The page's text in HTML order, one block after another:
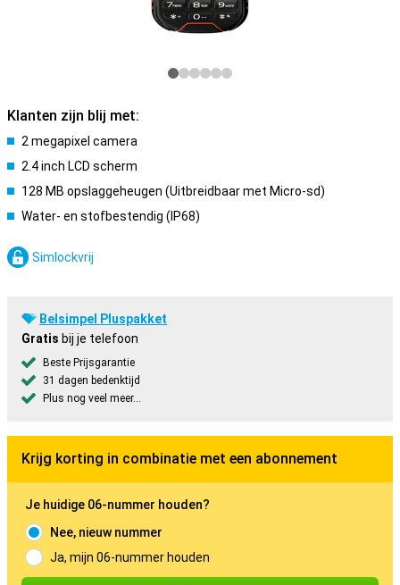
Klanten zijn blij met:
2 megapixel camera
2.4 inch LCD scherm
128 MB opslaggeheugen (Uitbreidbaar met Micro-sd)
Water- en stofbestendig (IP68)
Simlockvrij
Belsimpel Pluspakket
Gratis bij je telefoon
Beste Prijsgarantie
31 dagen bedenktijd
Plus nog veel meer...
Krijg korting in combinatie met een abonnement
Je huidige 06-nummer houden?
Nee, nieuw nummer
Ja, mijn 06-nummer houden